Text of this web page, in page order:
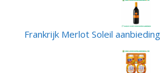
Frankrijk Merlot Soleil aanbieding